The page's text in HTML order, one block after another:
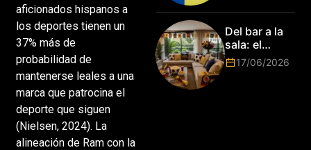
aficionados hispanos a
los deportes tienen un
37% más de
probabilidad de
mantenerse leales a una
marca que patrocina el
deporte que siguen
(Nielsen, 2024). La
alineación de Ram con la
Mundo de
Park de Roma
2026!
Del bar a la
sala: el
Mundial
2026 vuelve
17/06/2026